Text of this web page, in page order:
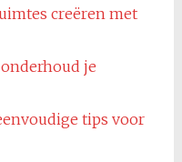
creëren met
je
tips voor